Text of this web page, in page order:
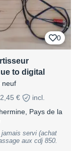
0
to digital
neuf
€
incl.
Pays de la
jamais servi (achat
aux cdj 850.